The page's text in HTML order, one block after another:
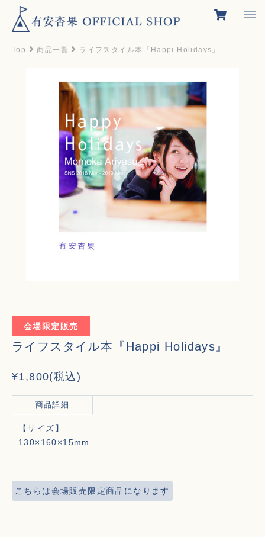
Top 商品一覧 ライフスタイル本『Happi Holidays』
会場限定販売
ライフスタイル本『Happi Holidays』
¥1,800(税込)
商品詳細
【サイズ】
130×160×15mm
こちらは会場販売限定商品になります